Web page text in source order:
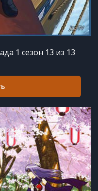
1 сезон 13 из 13